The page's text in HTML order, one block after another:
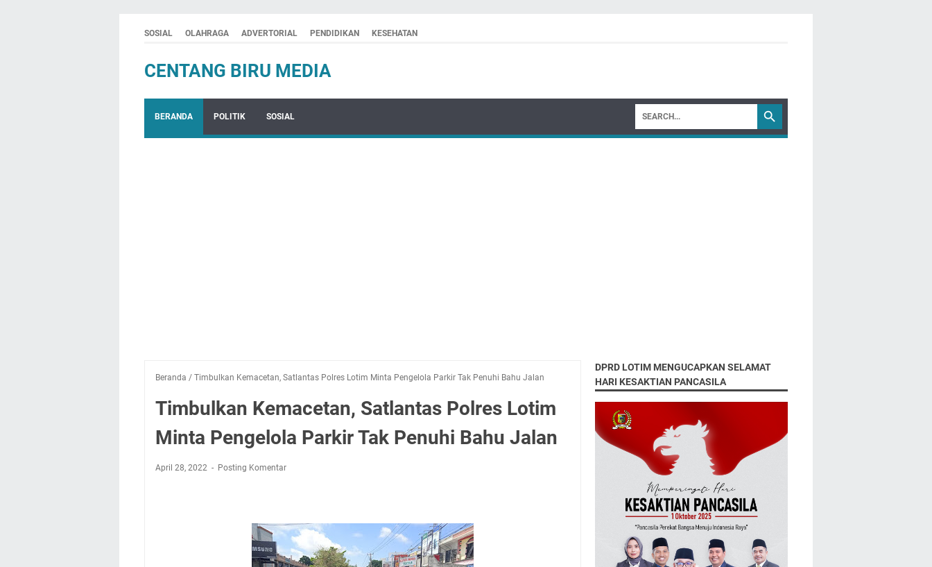
SOSIAL OLAHRAGA ADVERTORIAL PENDIDIKAN KESEHATAN
CENTANG BIRU MEDIA
BERANDA POLITIK SOSIAL
Beranda / Timbulkan Kemacetan, Satlantas Polres Lotim Minta Pengelola Parkir Tak Penuhi Bahu Jalan
Timbulkan Kemacetan, Satlantas Polres Lotim
Minta Pengelola Parkir Tak Penuhi Bahu Jalan
April 28, 2022 Posting Komentar
DPRD LOTIM MENGUCAPKAN SELAMAT
HARI KESAKTIAN PANCASILA